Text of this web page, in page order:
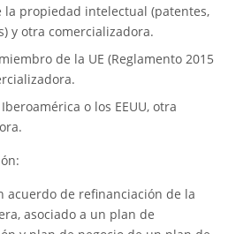
la propiedad intelectual (patentes,
y otra comercializadora.
de la UE (Reglamento 2015
o los EEUU, otra
acuerdo de refinanciación de la
asociado a un plan de